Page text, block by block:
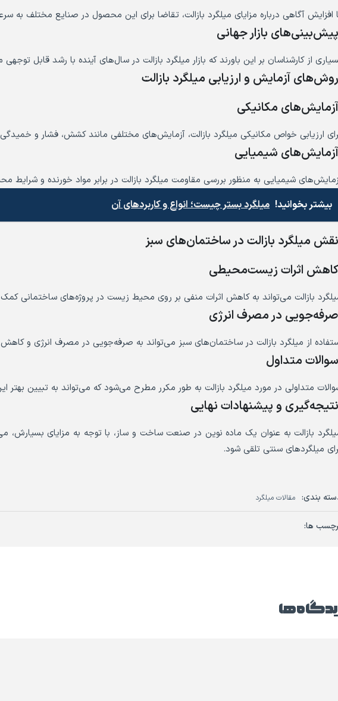
افزایش آگاهی درباره مزایای میلگرد بازالت، تقاضا برای این محصول در صنایع مختلف به
پیش‌بینی‌های بازار جهانی
از کارشناسان بر این باورند که بازار میلگرد بازالت در سال‌های آینده با رشد قابل
روش‌های آزمایش و ارزیابی میلگرد بازالت
آزمایش‌های مکانیکی
ارزیابی خواص مکانیکی میلگرد بازالت، آزمایش‌های مختلفی مانند کشش، فشار و
آزمایش‌های شیمیایی
شیمیایی به منظور بررسی مقاومت میلگرد بازالت در برابر مواد خورنده و شرایط
بیشتر بخوانید! میلگرد بستر چیست؛ انواع و کاربردهای آن
نقش میلگرد بازالت در ساختمان‌های سبز
کاهش اثرات زیست‌محیطی
بازالت می‌تواند به کاهش اثرات منفی بر روی محیط زیست در پروژه‌های ساختمانی
صرفه‌جویی در مصرف انرژی
از میلگرد بازالت در ساختمان‌های سبز می‌تواند به صرفه‌جویی در مصرف انرژی و
سوالات متداول
متداولی در مورد میلگرد بازالت به طور مکرر مطرح می‌شود که می‌تواند به تبیین
نتیجه‌گیری و پیشنهادات نهایی
بازالت به عنوان یک ماده نوین در صنعت ساخت و ساز، با توجه به مزایای بسیارش،
میلگردهای سنتی تلقی شود.
بندی: مقالات میلگرد
ها:
ها